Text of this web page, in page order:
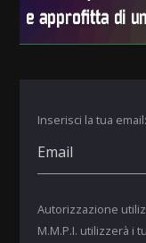
Inserisci la tua email:
Autorizzazione
M.M.P.I. utilizzerà i